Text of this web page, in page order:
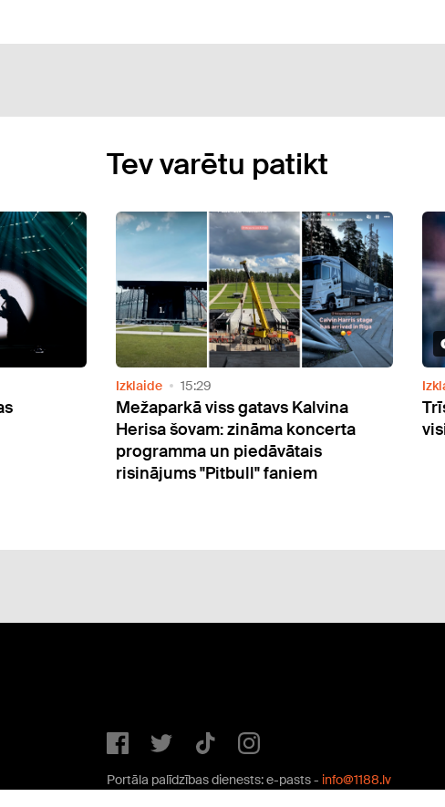
Tev varētu patikt
Kalvina
Video
Izklaide
Trīs Zodiaka zīmes, kuru raksturs ne
visiem ir pa spēkam
Portāla palīdzības dienests: e-pasts - info@1188.lv